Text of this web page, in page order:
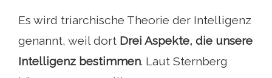
Es wird triarchische Theorie der Intelligenz
genannt, weil dort Drei Aspekte, die unsere
Intelligenz bestimmen. Laut Sternberg